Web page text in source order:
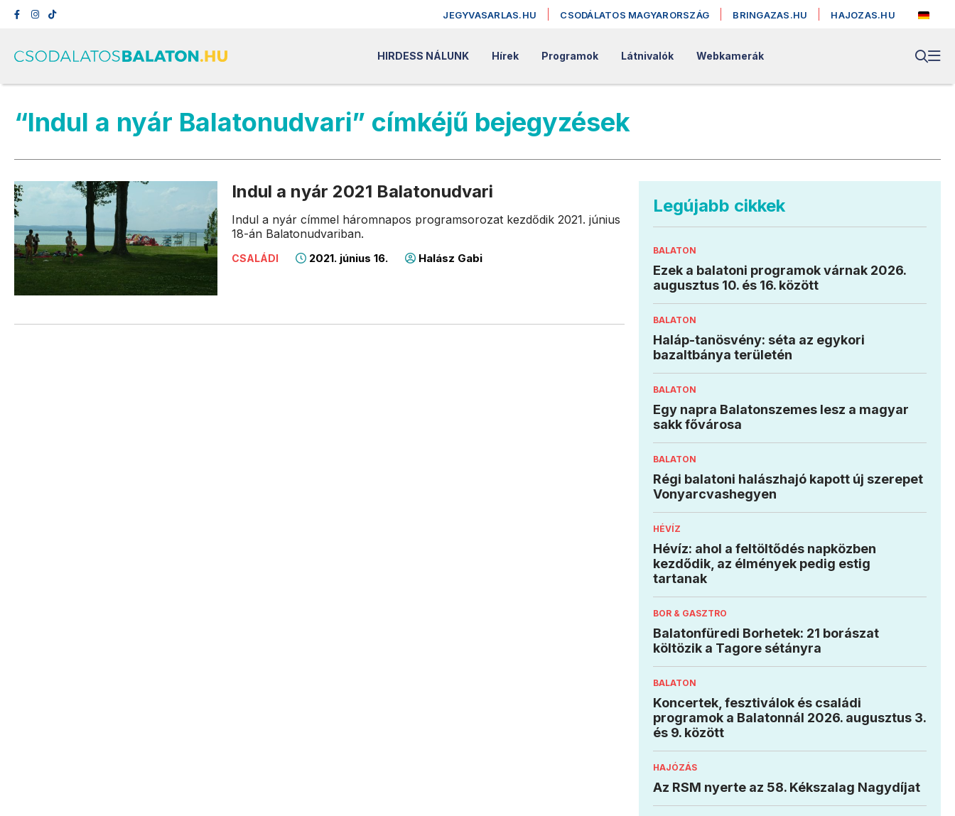
JEGYVASARLAS.HU CSODÁLATOS MAGYARORSZÁG BRINGAZAS.HU HAJOZAS.HU
HIRDESS NÁLUNK Hírek Programok Látnivalók Webkamerák
“Indul a nyár Balatonudvari” címkéjű bejegyzések
Indul a nyár 2021 Balatonudvari
Indul a nyár címmel háromnapos programsorozat kezdődik 2021. június
18-án Balatonudvariban.
CSALÁDI 2021. június 16. Halász Gabi
Legújabb cikkek
BALATON
Ezek a balatoni programok várnak 2026.
augusztus 10. és 16. között
BALATON
Haláp-tanösvény: séta az egykori
bazaltbánya területén
BALATON
Egy napra Balatonszemes lesz a magyar
sakk fővárosa
BALATON
Régi balatoni halászhajó kapott új szerepet
Vonyarcvashegyen
HÉVÍZ
Hévíz: ahol a feltöltődés napközben
kezdődik, az élmények pedig estig
tartanak
BOR & GASZTRO
Balatonfüredi Borhetek: 21 borászat
költözik a Tagore sétányra
BALATON
Koncertek, fesztiválok és családi
programok a Balatonnál 2026. augusztus 3.
és 9. között
HAJÓZÁS
Az RSM nyerte az 58. Kékszalag Nagydíjat